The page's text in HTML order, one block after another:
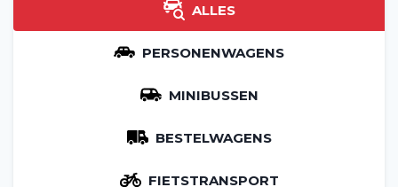
ALLES
PERSONENWAGENS
MINIBUSSEN
BESTELWAGENS
FIETSTRANSPORT